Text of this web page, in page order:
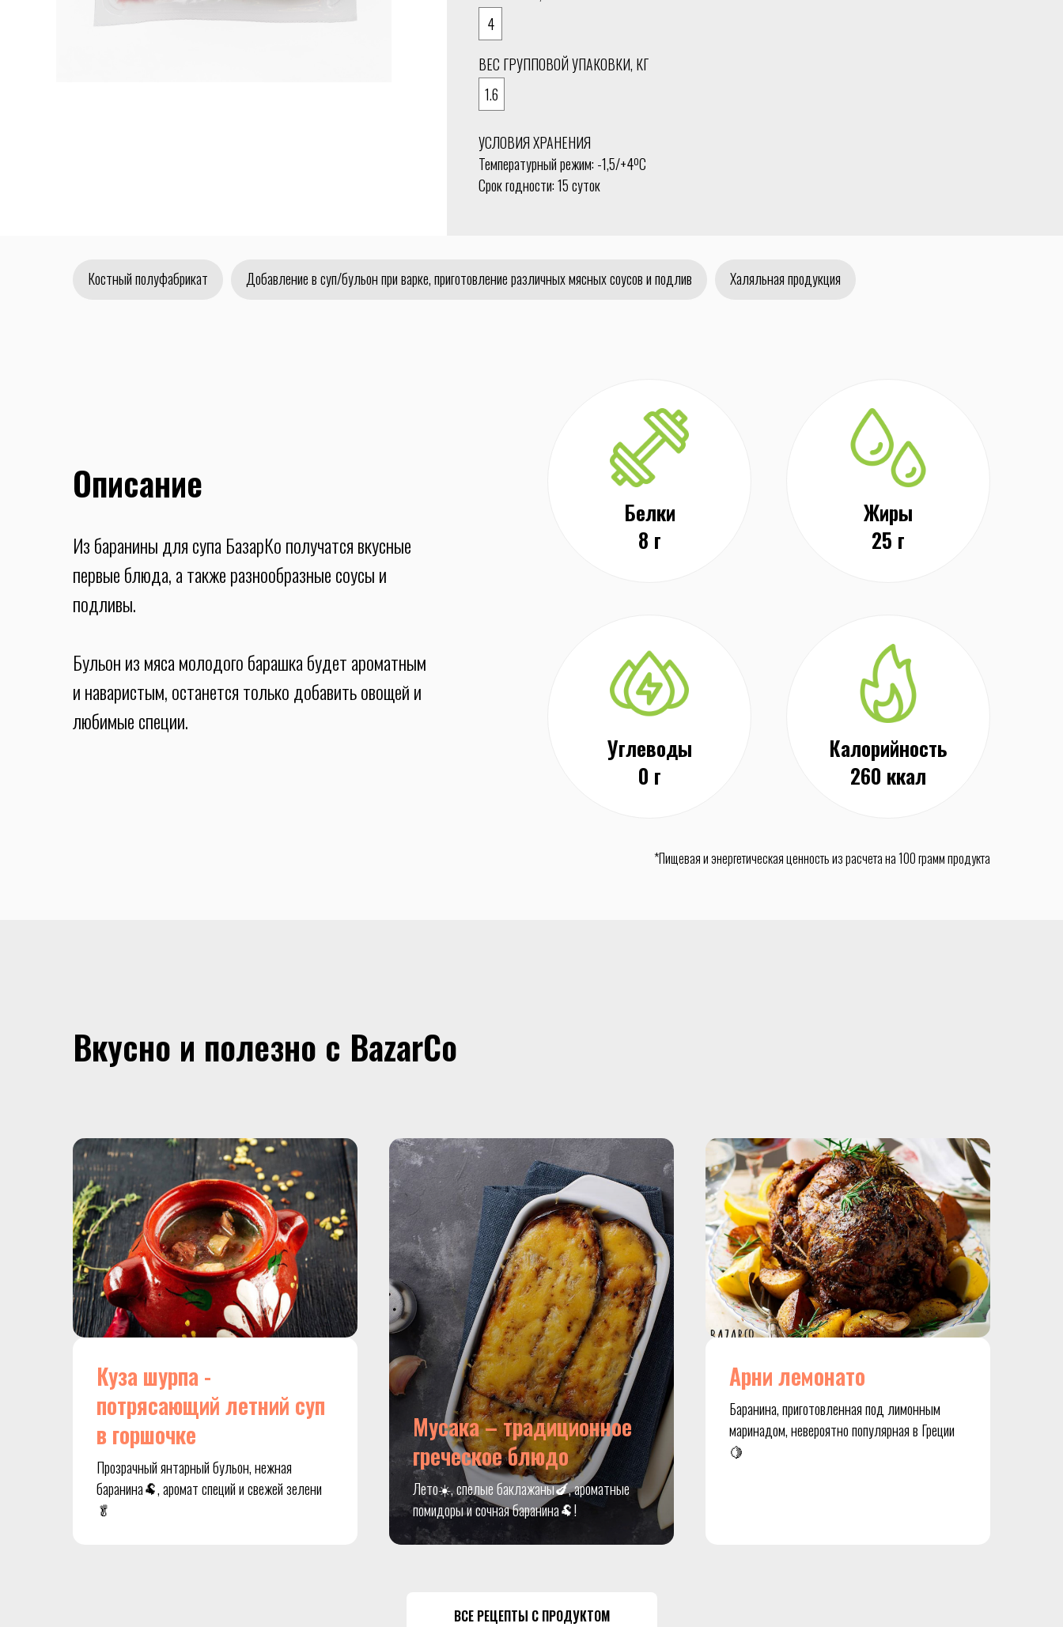
4
ВЕС ГРУППОВОЙ УПАКОВКИ, КГ
1.6
УСЛОВИЯ ХРАНЕНИЯ
Температурный режим: -1,5/+4ºС
Срок годности: 15 суток
Костный полуфабрикат Добавление в суп/бульон при варке, приготовление различных мясных соусов и подлив Халяльная продукция
Описание
Из баранины для супа БазарКо получатся вкусные
первые блюда, а также разнообразные соусы и
подливы.
Бульон из мяса молодого барашка будет ароматным
и наваристым, останется только добавить овощей и
любимые специи.
Белки
8 г
Жиры
25 г
Углеводы
0 г
Калорийность
260 ккал
*Пищевая и энергетическая ценность из расчета на 100 грамм продукта
Вкусно и полезно с BazarCo
Куза шурпа -
потрясающий летний суп
в горшочке
Прозрачный янтарный бульон, нежная
баранина🐏, аромат специй и свежей зелени
🥬
Мусака – традиционное
греческое блюдо
Лето☀️, спелые баклажаны🍆, ароматные
помидоры и сочная баранина🐏!
Арни лемонато
Баранина, приготовленная под лимонным
маринадом, невероятно популярная в Греции
🍋
ВСЕ РЕЦЕПТЫ С ПРОДУКТОМ